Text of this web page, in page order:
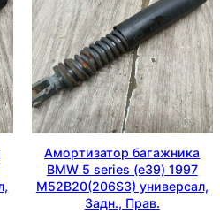
Амортизатор багажника
BMW 5 series (e39) 1997
M52B20(206S3) универсал,
Задн., Прав.